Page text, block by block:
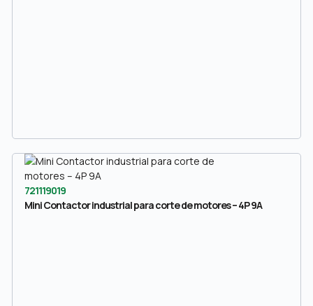
721119019
Mini Contactor industrial para corte de motores – 4P 9A